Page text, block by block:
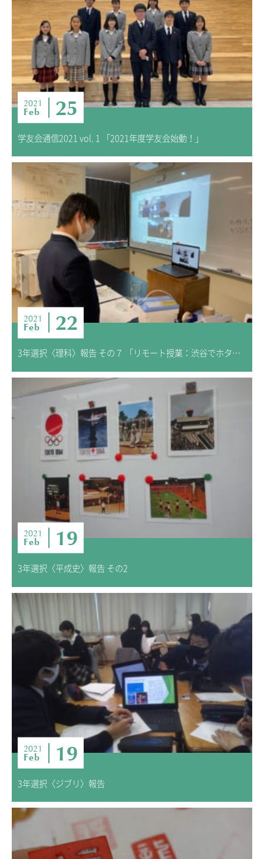
2021
Feb 25
学友会通信2021 vol. 1 「2021年度学友会始動！」
2021
Feb 22
3年選択〈理科〉報告 その７ 「リモート授業：渋谷でホタルを見てみよう」
2021
Feb 19
3年選択〈平成史〉報告 その2
2021
Feb 19
3年選択〈ジブリ〉報告